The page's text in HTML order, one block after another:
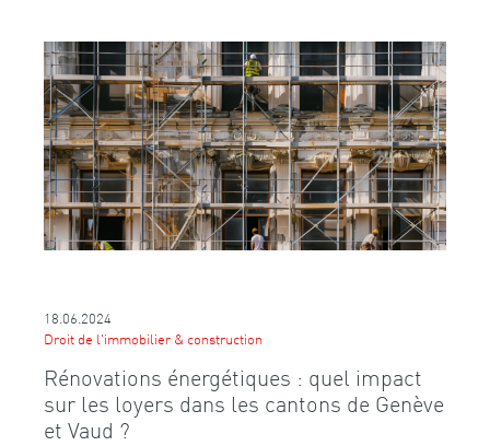
18.06.2024
Droit de l'immobilier & construction
Rénovations énergétiques : quel impact
sur les loyers dans les cantons de Genève
et Vaud ?